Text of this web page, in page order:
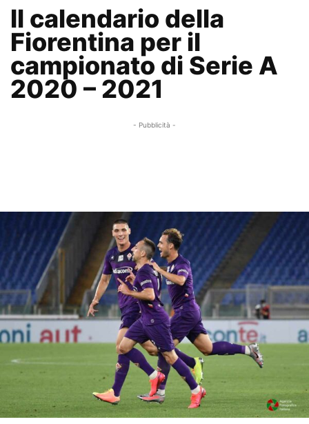
Il calendario della
Fiorentina per il
campionato di Serie A
2020 – 2021
- Pubblicità -